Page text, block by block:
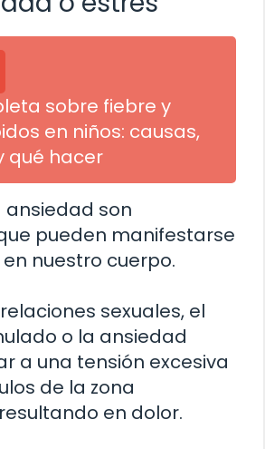
sobre fiebre y
en niños: causas,
qué hacer
ansiedad son
pueden manifestarse
nuestro cuerpo.
sexuales, el
o la ansiedad
a una tensión excesiva
de la zona
en dolor.